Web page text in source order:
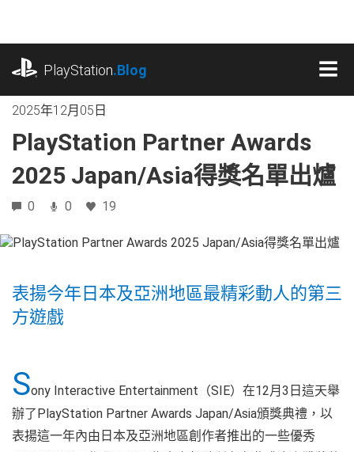
內
PlayStation.Blog
2025年12月05日
PlayStation Partner Awards
2025 Japan/Asia得獎名單出爐
0 0 19
表揚今年日本及亞洲地區最精彩動人的第三
方遊戲
Sony Interactive Entertainment（SIE）在12月3日這天舉
辦了PlayStation Partner Awards Japan/Asia頒獎典禮，以
表揚這一年內由日本及亞洲地區創作者推出的一些優秀